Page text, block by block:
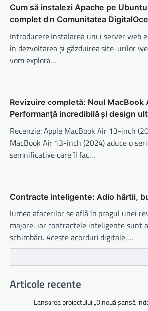
Cum să instalezi Apache pe
complet din Comunitatea
Introducere Instalarea unui server web
în dezvoltarea și găzduirea site-urilor
vom explora…
Revizuire completă: Noul MacBook
Performanță incredibilă și design
Recenzie: Apple MacBook Air 13-inch
MacBook Air 13-inch (2024) aduce o
semnificative care îl fac…
Contracte inteligente: Adio hârtii,
lumea afacerilor se află în pragul unei
majore, iar contractele inteligente sunt
schimbări. Aceste acorduri digitale,…
Articole recente
Lansarea proiectului „O nouă șansă